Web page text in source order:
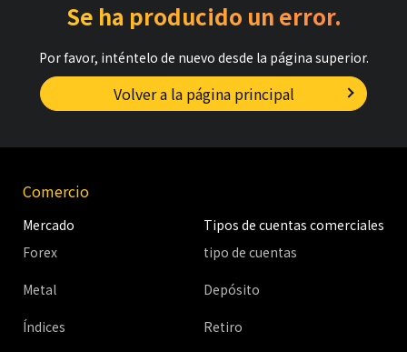
Se ha producido un error.
Por favor, inténtelo de nuevo desde la página superior.
Volver a la página principal
Comercio
Mercado
Forex
Metal
Índices
Tipos de cuentas comerciales
tipo de cuentas
Depósito
Retiro